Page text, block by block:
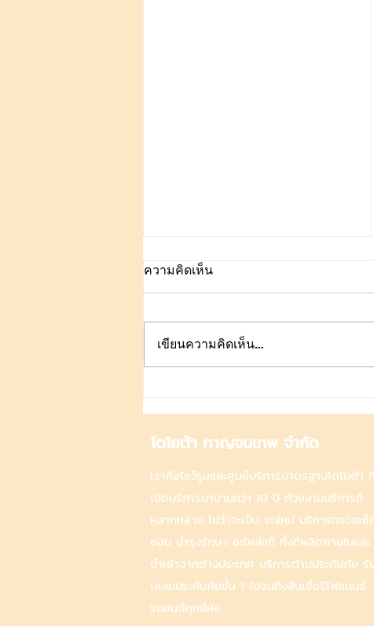
ความคิดเห็น
เขียนความคิดเห็น…
โตโยต้า กาญจนเทพ จำกัด
เราคือโชว์รูมและศูนย์บริการมาตรฐานโตโยต้า ที่
เปิดบริการมานานกว่า 10 ปี ด้วยงานบริการที่
หลากหลาย ไม่ว่าจะเป็น รถใหม่ บริการตรวจเช็
ซ่อม บำรุงรักษา อะไหล่แท้ ทั้งที่ผลิตภายในและ
นำเข้าจากต่างประเทศ บริการด้านประกันภัย รั
เคลมประกันภัยชั้น 1 ไปจนถึงสินเชื่อรีไฟแนนซ์
รถยนต์ทุกยี่ห้อ